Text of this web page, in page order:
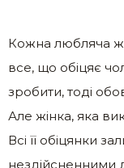
Кожна любляча
все, що обіцяє
зробити, тоді
Але жінка, яка
Всі її обіцянки
нездійсненними